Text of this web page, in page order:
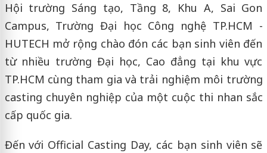
Hội trường Sáng tạo, Tầng 8, Khu A, Sai Gon
Campus, Trường Đại học Công nghệ TP.HCM -
HUTECH mở rộng chào đón các bạn sinh viên đến
từ nhiều trường Đại học, Cao đẳng tại khu vực
TP.HCM cùng tham gia và trải nghiệm môi trường
casting chuyên nghiệp của một cuộc thi nhan sắc
cấp quốc gia.
Đến với Official Casting Day, các bạn sinh viên sẽ